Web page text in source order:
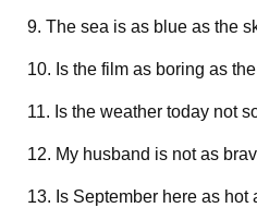
9. The sea is as blue as the
10. Is the film as boring as
11. Is the weather today not
12. My husband is not as
13. Is September here as hot